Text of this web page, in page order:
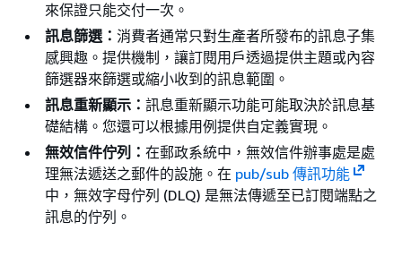
來保證只能交付一次。
訊息篩選： 消費者通常只對生產者所發布的訊息子集
感興趣。提供機制，讓訂閱用戶透過提供主題或內容
篩選器來篩選或縮小收到的訊息範圍。
訊息重新顯示： 訊息重新顯示功能可能取決於訊息基
礎結構。您還可以根據用例提供自定義實現。
無效信件佇列： 在郵政系統中，無效信件辦事處是處
理無法遞送之郵件的設施。在 pub/sub 傳訊功能
中，無效字母佇列 (DLQ) 是無法傳遞至已訂閱端點之
訊息的佇列。